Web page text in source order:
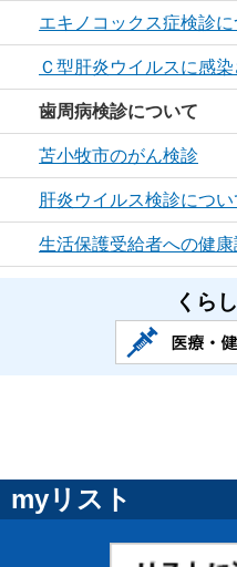
エキノコックス症検診に
Ｃ型肝炎ウイルスに感
歯周病検診について
苫小牧市のがん検診
肝炎ウイルス検診につい
生活保護受給者への健
くら
myリスト